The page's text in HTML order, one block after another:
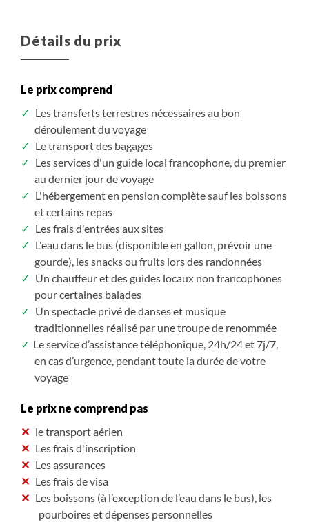
Assuré à partir de 4
Assuré à partir de 4
Détails du prix
Le prix comprend
Les transferts terrestres nécessaires au bon
déroulement du voyage
Le transport des bagages
Les services d'un guide local francophone, du premier
au dernier jour de voyage
L'hébergement en pension complète sauf les boissons
et certains repas
Les frais d'entrées aux sites
L'eau dans le bus (disponible en gallon, prévoir une
gourde), les snacks ou fruits lors des randonnées
Un chauffeur et des guides locaux non francophones
pour certaines balades
Un spectacle privé de danses et musique
traditionnelles réalisé par une troupe de renommée
Le service d’assistance téléphonique, 24h/24 et 7j/7,
en cas d’urgence, pendant toute la durée de votre
voyage
Le prix ne comprend pas
le transport aérien
Les frais d'inscription
Les assurances
Les frais de visa
Les boissons (à l’exception de l’eau dans le bus), les
pourboires et dépenses personnelles